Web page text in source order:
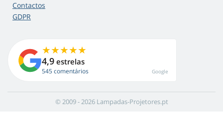
Contactos
GDPR
4,9 estrelas
545 comentários Google
© 2009 - 2026 Lampadas-Projetores.pt